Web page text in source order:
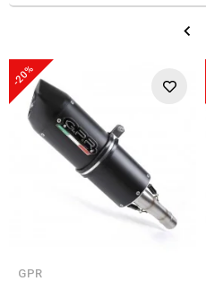
-20%
GPR